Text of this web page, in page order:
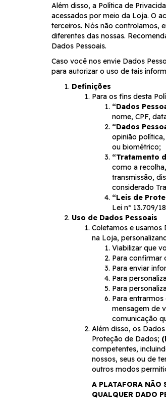
Além disso, a Política de
acessados por meio da Loja. O
terceiros. Nós não controlamos,
diferentes das nossas.
Dados Pessoais.
Caso você nos envie Dados
para autorizar o uso de tais
Definições
Para os fins desta
“Dados
nome, CPF,
“Dados
opinião
ou biométrico;
“Tratamento
como a
transmissão,
considerado
“Leis de
Lei nº 13.709/
Uso de Dados Pessoais
Coletamos e
na Loja,
Viabilizar que
Para confirmar
Para enviar
Para
Para
Para
mensagem de
comunicação
Além disso, os
Proteção de Dados;
competentes,
nossos, seus ou de
outros modos
A PLATAFORA NÃO
QUALQUER DADO